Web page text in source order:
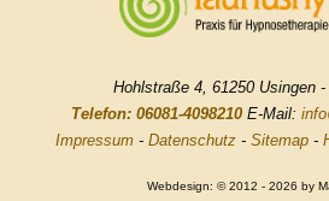
Hohlstraße 4, 61250 Usingen
Telefon: 06081-4098210E-Mail:
Impressum- Datenschutz- Sitemap-
Webdesign: © 2012 - 2026 by